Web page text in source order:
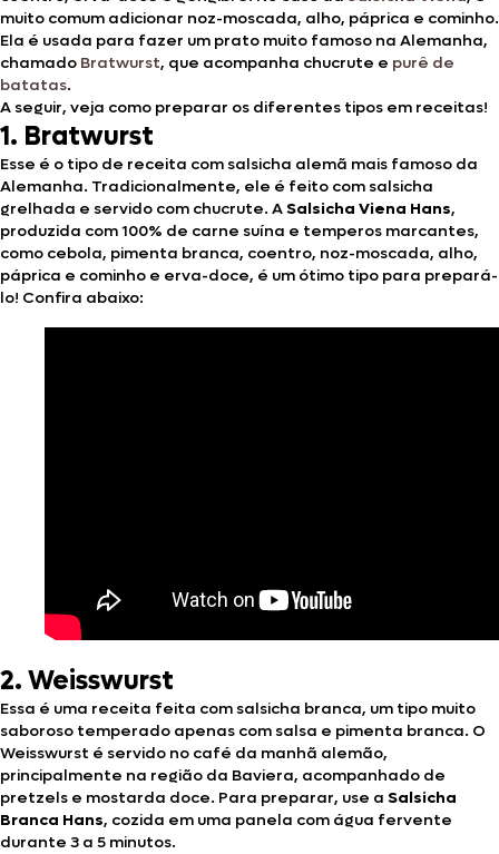
muito comum adicionar noz-moscada, alho, páprica e cominho.
Ela é usada para fazer um prato muito famoso na Alemanha,
chamado Bratwurst, que acompanha chucrute e purê de
batatas.
A seguir, veja como preparar os diferentes tipos em receitas!
1. Bratwurst
Esse é o tipo de receita com salsicha alemã mais famoso da
Alemanha. Tradicionalmente, ele é feito com salsicha
grelhada e servido com chucrute. ASalsicha Viena Hans,
produzida com 100% de carne suína e temperos marcantes,
como cebola, pimenta branca, coentro, noz-moscada, alho,
páprica e cominho e erva-doce, é um ótimo tipo para prepará-
lo! Confira abaixo:
2. Weisswurst
Essa é uma receita feita com salsicha branca, um tipo muito
saboroso temperado apenas com salsa e pimenta branca. O
Weisswurst é servido no café da manhã alemão,
principalmente na região da Baviera, acompanhado de
pretzels e mostarda doce. Para preparar, use a Salsicha
Branca Hans, cozida em uma panela com água fervente
durante 3 a 5 minutos.